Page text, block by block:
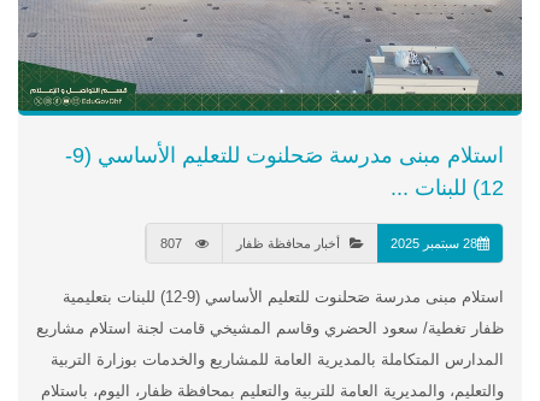
استلام مبنى مدرسة صَحلنوت للتعليم الأساسي (9-
12) للبنات ...
28 سبتمبر 2025 أخبار محافظة ظفار
استلام مبنى مدرسة صَحلنوت للتعليم الأساسي (9-12) للبنات بتعليمية
ظفار تغطية/ سعود الحضري وقاسم المشيخي قامت لجنة استلام مشاريع
المدارس المتكاملة بالمديرية العامة للمشاريع والخدمات بوزارة التربية
والتعليم، والمديرية العامة للتربية والتعليم بمحافظة ظفار، اليوم، باستلام